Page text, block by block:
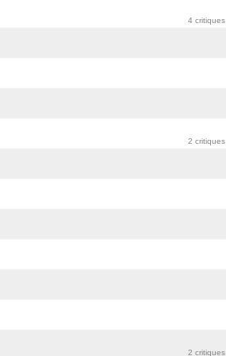
4 critiques
2 critiques
2 critiques